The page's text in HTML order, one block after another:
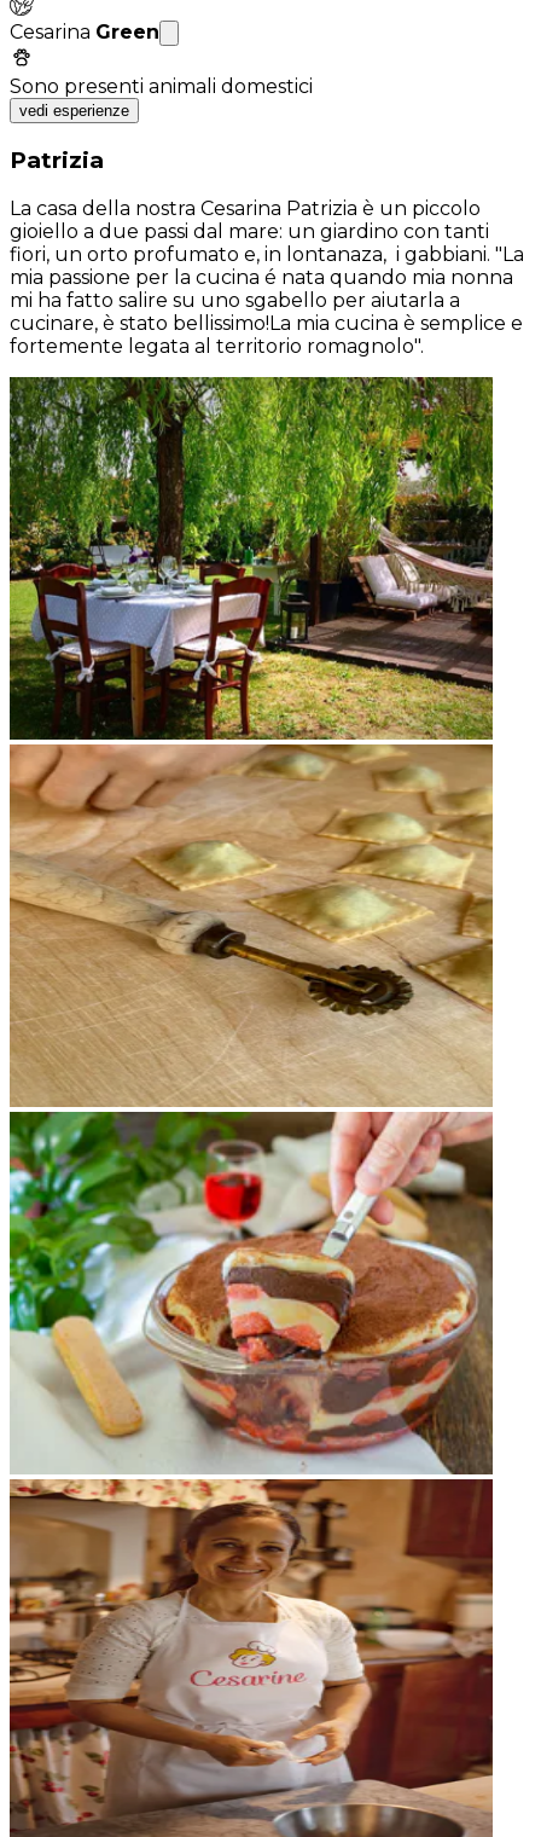
Cesarina Green
Sono presenti animali domestici
vedi esperienze
Patrizia
La casa della nostra Cesarina Patrizia è un piccolo
gioiello a due passi dal mare: un giardino con tanti
fiori, un orto profumato e, in lontanaza, i gabbiani. "La
mia passione per la cucina é nata quando mia nonna
mi ha fatto salire su uno sgabello per aiutarla a
cucinare, è stato bellissimo!La mia cucina è semplice e
fortemente legata al territorio romagnolo".